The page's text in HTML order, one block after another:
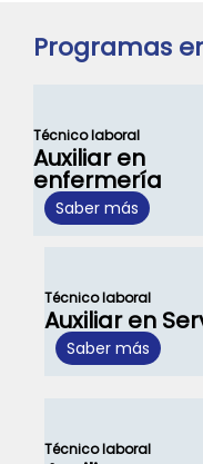
Programas
Técnico laboral
Auxiliar en
enfermería
Saber más
Técnico laboral
Auxiliar en
Saber más
Técnico laboral